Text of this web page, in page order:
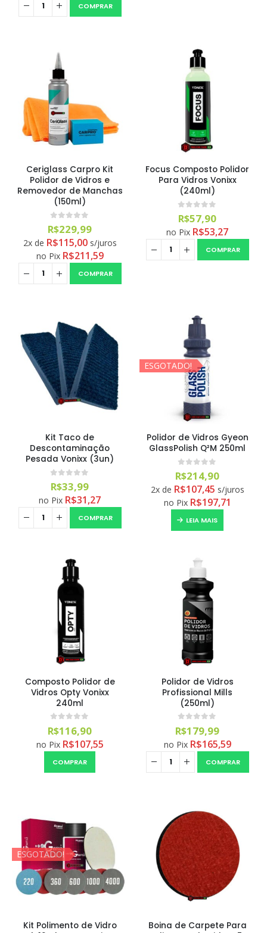
COMPRAR
Ceriglass Carpro Kit
Polidor de Vidros e
Removedor de Manchas
(150ml)
0out of 5
R$229,99
2x de R$115,00 s/juros
no Pix R$211,59
COMPRAR
Focus Composto Polidor
Para Vidros Vonixx
(240ml)
0 out of 5
R$57,90
no Pix R$53,27
COMPRAR
Kit Taco de
Descontaminação
Pesada Vonixx (3un)
R$33,99
no Pix R$31,27
COMPRAR
ESGOTADO!
Polidor de Vidros Gyeon
GlassPolish Q²M 250ml
R$214,90
2x de R$107,45 s/juros
no Pix R$197,71
LEIA MAIS
Composto Polidor de
Vidros Opty Vonixx
240ml
R$116,90
no Pix R$107,55
COMPRAR
Polidor de Vidros
Profissional Mills
(250ml)
R$179,99
no Pix R$165,59
COMPRAR
ESGOTADO!
Kit Polimento de Vidro
Boina de Carpete Para
0out of 5
R$234,99
out of 5
R$259,90